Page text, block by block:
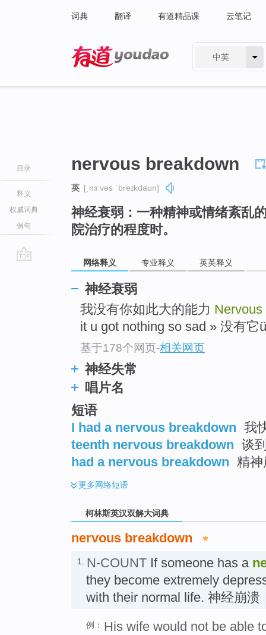
词典 翻译 有道精品课 云笔记
中英
目录
释义
权威词典
例句
nervous breakdown
英 [ˌnɜːvəs ˈbreɪkdaʊn]
神经衰弱：一种精神或情绪紊乱
院治疗的程度时。
网络释义 专业释义 英英释义
神经衰弱
我没有你如此大的能力
it u got nothing so sad » 没有它
基于178个网页-相关网页
神经失常
唱片名
短语
I had a nervous breakdown 我
teenth nervous breakdown 谈
had a nervous breakdown 精
更多网络短语
柯林斯英汉双解大词典
nervous breakdown
1. N-COUNT If someone has a
they become extremely
with their normal life. 神经崩溃
例： His wife would not be able